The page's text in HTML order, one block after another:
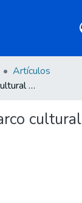
Artículos
Rasgos del marco cultural secularizado
cultural